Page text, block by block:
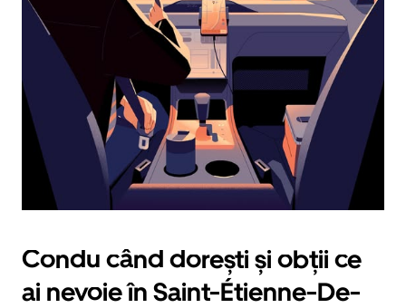
în
jos.
Închide
calendarul
apăsând
pe
butonul
Escape.
Condu când dorești și obții ce
ai nevoie în Saint-Étienne-De-